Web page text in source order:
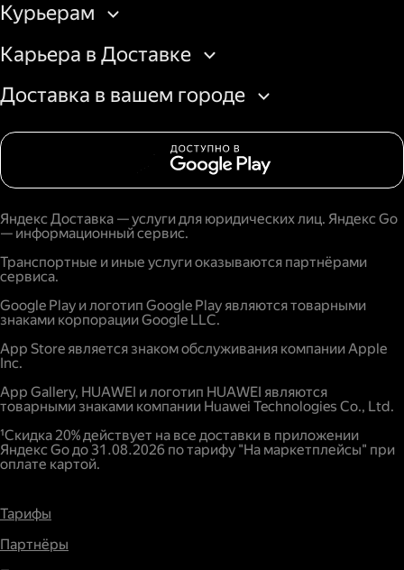
Курьерам
Карьера в Доставке
Доставка в вашем городе
Яндекс Доставка — услуги для юридических лиц. Яндекс Go
— информационный сервис.
Транспортные и иные услуги оказываются партнёрами
сервиса.
Google Play и логотип Google Play являются товарными
знаками корпорации Google LLC.
App Store является знаком обслуживания компании Apple
Inc.
App Gallery, HUAWEI и логотип HUAWEI являются
товарными знаками компании Huawei Technologies Co., Ltd.
¹Скидка 20% действует на все доставки в приложении
Яндекс Go до 31.08.2026 по тарифу "На маркетплейсы" при
оплате картой.
Тарифы
Партнёры